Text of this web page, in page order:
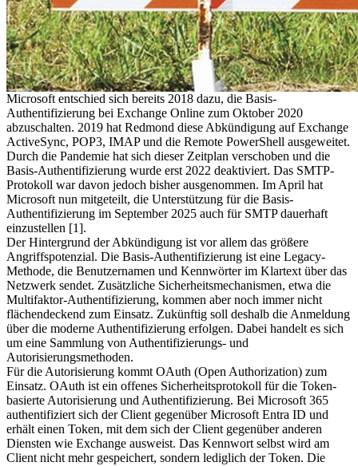
Microsoft entschied sich bereits 2018 dazu, die Basis-
Authentifizierung bei Exchange Online zum Oktober 2020
abzuschalten. 2019 hat Redmond diese Abkündigung auf Exchange
ActiveSync, POP3, IMAP und die Remote PowerShell ausgeweitet.
Durch die Pandemie hat sich dieser Zeitplan verschoben und die
Basis-Authentifizierung wurde erst 2022 deaktiviert. Das SMTP-
Protokoll war davon jedoch bisher ausgenommen. Im April hat
Microsoft nun mitgeteilt, die Unterstützung für die Basis-
Authentifizierung im September 2025 auch für SMTP dauerhaft
einzustellen [1].
Der Hintergrund der Abkündigung ist vor allem das größere
Angriffspotenzial. Die Basis-Authentifizierung ist eine Legacy-
Methode, die Benutzernamen und Kennwörter im Klartext über das
Netzwerk sendet. Zusätzliche Sicherheitsmechanismen, etwa die
Multifaktor-Authentifizierung, kommen aber noch immer nicht
flächendeckend zum Einsatz. Zukünftig soll deshalb die Anmeldung
über die moderne Authentifizierung erfolgen. Dabei handelt es sich
um eine Sammlung von Authentifizierungs- und
Autorisierungsmethoden.
Für die Autorisierung kommt OAuth (Open Authorization) zum
Einsatz. OAuth ist ein offenes Sicherheitsprotokoll für die Token-
basierte Autorisierung und Authentifizierung. Bei Microsoft 365
authentifiziert sich der Client gegenüber Microsoft Entra ID und
erhält einen Token, mit dem sich der Client gegenüber anderen
Diensten wie Exchange ausweist. Das Kennwort selbst wird am
Client nicht mehr gespeichert, sondern lediglich der Token. Die